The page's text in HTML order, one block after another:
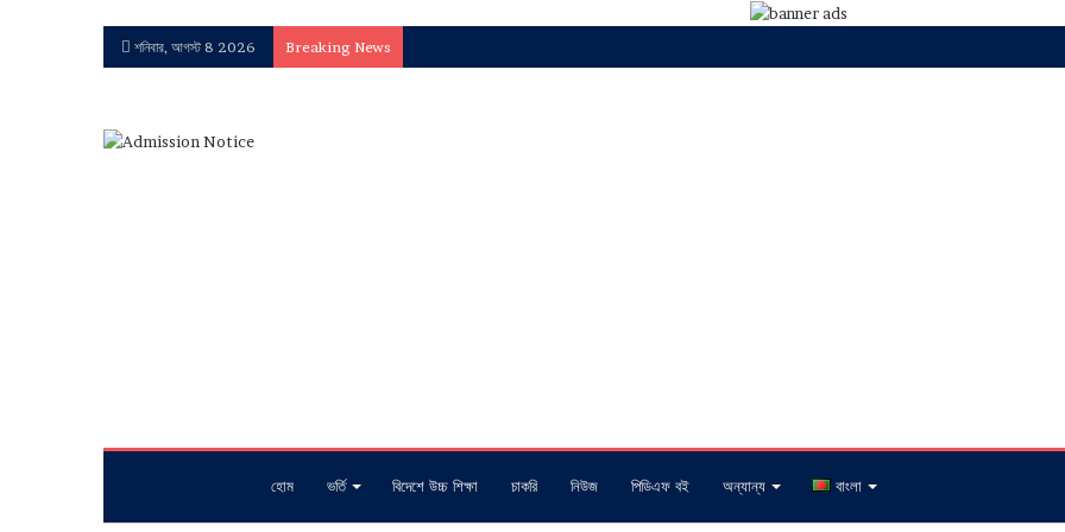
শনিবার, আগস্ট 8 2026 Breaking News
হোম ভর্তি বিদেশে উচ্চ শিক্ষা চাকরি নিউজ পিডিএফ বই অন্যান্য বাংলা